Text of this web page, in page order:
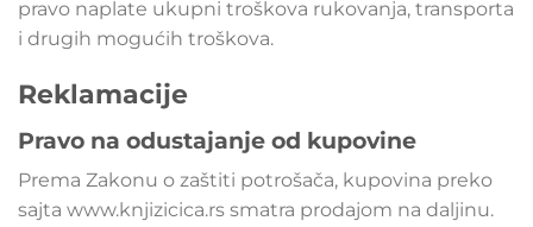
pravo naplate ukupni troškova rukovanja, transporta
i drugih mogućih troškova.
Reklamacije
Pravo na odustajanje od kupovine
Prema Zakonu o zaštiti potrošača, kupovina preko
sajta www.knjizicica.rs smatra prodajom na daljinu.